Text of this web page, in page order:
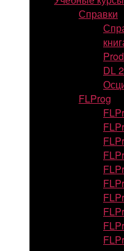
Справки
DL
FLProg